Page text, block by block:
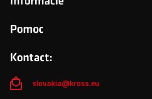
Pomoc
Kontact:
slovakia@kross.eu